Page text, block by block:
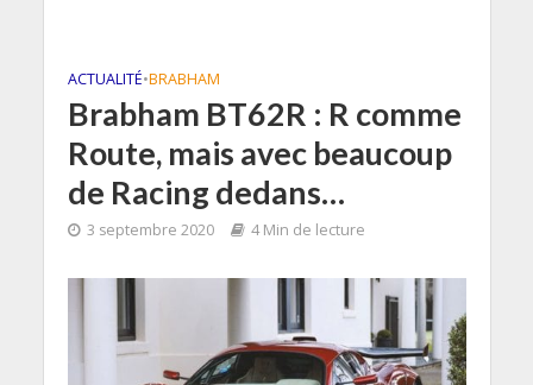
ACTUALITÉ•BRABHAM
Brabham BT62R : R comme
Route, mais avec beaucoup
de Racing dedans…
3 septembre 2020 4 Min de lecture